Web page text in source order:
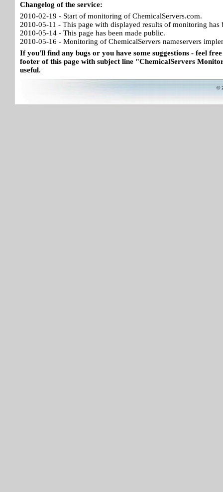
Changelog of the service:
2010-02-19 - Start of monitoring of ChemicalServers.com.
2010-05-11 - This page with displayed results of monitoring has
2010-05-14 - This page has been made public.
2010-05-16 - Monitoring of ChemicalServers nameservers
If you'll find any bugs or you have some suggestions - feel
footer of this page with subject line "ChemicalServers
useful.
©